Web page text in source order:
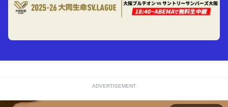
ADVERTISEMENT